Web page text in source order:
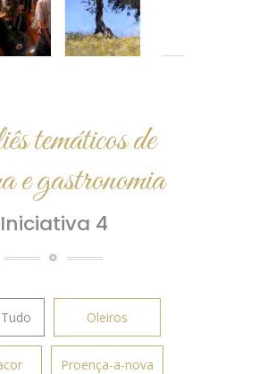
temáticos de
e gastronomia
Iniciativa 4
Oleiros
Proença-a-nova